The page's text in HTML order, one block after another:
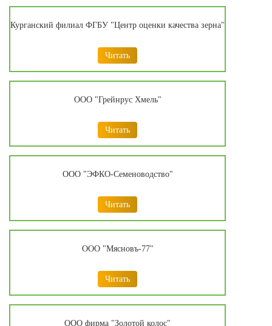
Курганский филиал ФГБУ "Центр оценки качества зерна"
Читать
ООО "Грейнрус Хмель"
Читать
ООО "ЭФКО-Семеноводство"
Читать
ООО "Мясновъ-77"
Читать
ООО фирма "Золотой колос"